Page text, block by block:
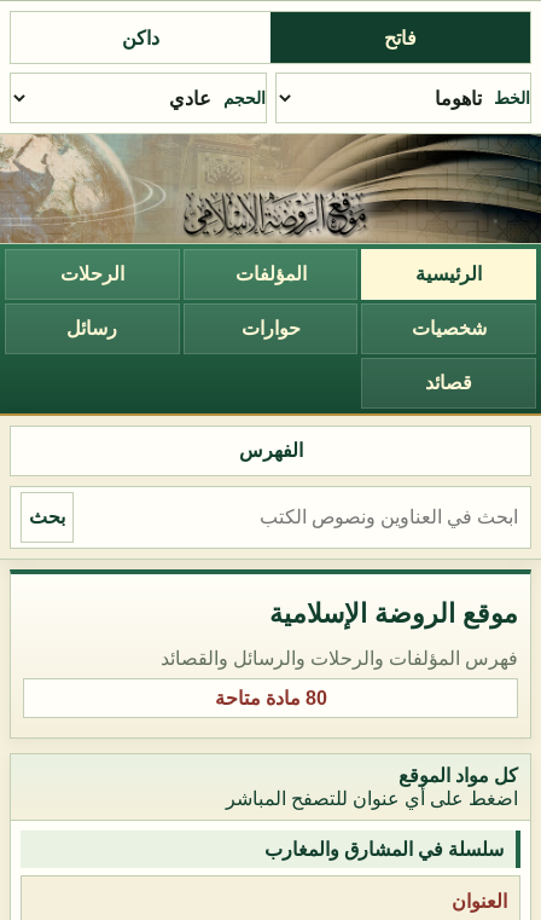
فاتح داكن
الخط الحجم
الرئيسية المؤلفات الرحلات
شخصيات حوارات رسائل
قصائد
الفهرس
بحث
موقع الروضة الإسلامية
فهرس المؤلفات والرحلات والرسائل والقصائد
80 مادة متاحة
كل مواد الموقع
اضغط على أي عنوان للتصفح المباشر
سلسلة في المشارق والمغارب